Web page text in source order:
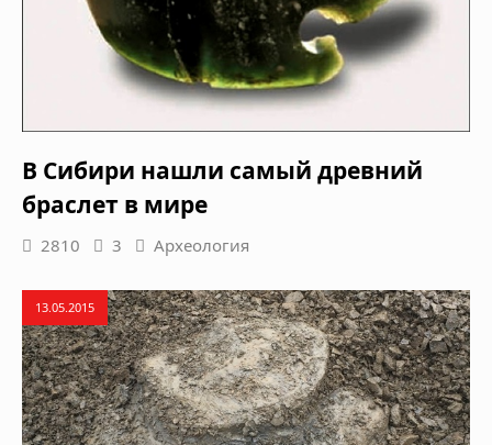
В Сибири нашли самый древний
браслет в мире
2810 3 Археология
13.05.2015